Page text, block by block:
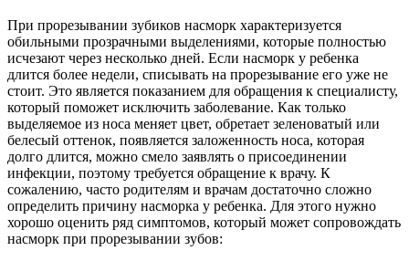
При прорезывании зубиков насморк характеризуется
обильными прозрачными выделениями, которые полностью
исчезают через несколько дней. Если насморк у ребенка
длится более недели, списывать на прорезывание его уже не
стоит. Это является показанием для обращения к специалисту,
который поможет исключить заболевание. Как только
выделяемое из носа меняет цвет, обретает зеленоватый или
белесый оттенок, появляется заложенность носа, которая
долго длится, можно смело заявлять о присоединении
инфекции, поэтому требуется обращение к врачу. К
сожалению, часто родителям и врачам достаточно сложно
определить причину насморка у ребенка. Для этого нужно
хорошо оценить ряд симптомов, который может сопровождать
насморк при прорезывании зубов: